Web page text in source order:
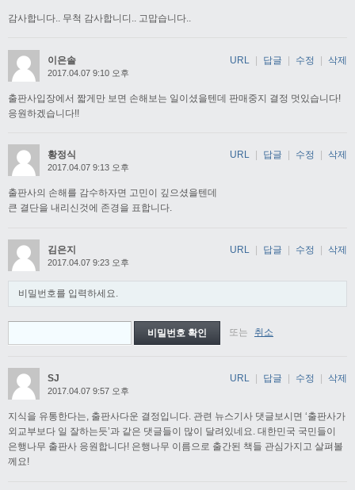
감사합니다.. 무척 감사합니디.. 고맙습니다..
이은솔
2017.04.07 9:10 오후
출판사입장에서 짧게만 보면 손해보는 일이셨을텐데 판매중지 결정 멋있습니다!
응원하겠습니다!!
URL | 답글 | 수정 | 삭제
황정식
2017.04.07 9:13 오후
출판사의 손해를 감수하자면 고민이 깊으셨을텐데
큰 결단을 내리신것에 존경을 표합니다.
URL 답글 수정 삭제
김은지
2017.04.07 9:23 오후
비밀번호를 입력하세요.
또는 취소
URL 답글 수정 삭제
SJ
2017.04.07 9:57 오후
지식을 유통한다는, 출판사다운 결정입니다. 관련 뉴스기사 댓글보시면 ‘출판사가
외교부보다 일 잘하는듯’과 같은 댓글들이 많이 달려있네요. 대한민국 국민들이
은행나무 출판사 응원합니다! 은행나무 이름으로 출간된 책들 관심가지고 살펴볼
께요!
URL 답글 수정 삭제